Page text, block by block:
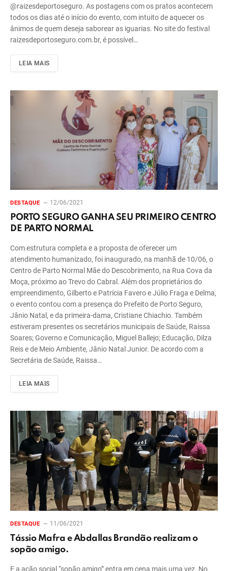
@raizesdeportoseguro. As postagens com os pratos acontecem
todos os dias até o início do evento, com intuito de aquecer os
ânimos de quem deseja saborear as iguarias. No site do festival
raizesdeportoseguro.com.br, é possível…
LEIA MAIS
DESTAQUE 12/06/2021
PORTO SEGURO GANHA SEU PRIMEIRO CENTRO
DE PARTO NORMAL
Com estrutura completa e a proposta de oferecer um
atendimento humanizado, foi inaugurado, na manhã de 10/06, o
Centro de Parto Normal Mãe do Descobrimento, na Rua Cova da
Moça, próximo ao Trevo do Cabral. Além dos proprietários do
empreendimento, Gilberto e Patrícia Favero e Júlio Fraga e Delma,
o evento contou com a presença do Prefeito de Porto Seguro,
Jânio Natal, e da primeira-dama, Cristiane Chiachio. Também
estiveram presentes os secretários municipais de Saúde, Raissa
Soares; Governo e Comunicação, Miguel Ballejo; Educação, Dilza
Reis e de Meio Ambiente, Jânio Natal Junior. De acordo com a
Secretária de Saúde, Raissa…
LEIA MAIS
DESTAQUE 11/06/2021
Tássio Mafra e Abdallas Brandão realizam o
sopão amigo.
E a ação social “sopão amigo” entra em cena mais uma vez. No